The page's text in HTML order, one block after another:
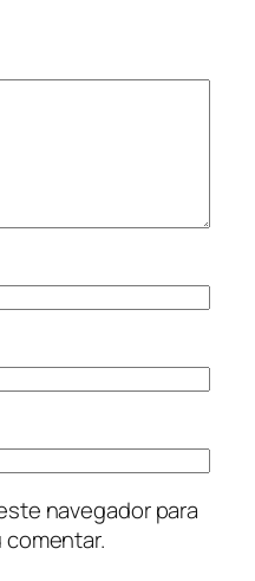
navegador para
comentar.